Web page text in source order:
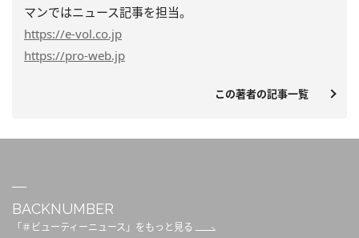
マンではニュース記事を担当。
https://e-vol.co.jp
https://pro-web.jp
この著者の記事一覧
BACKNUMBER
「＃ビューティーニュース」をもっと見る